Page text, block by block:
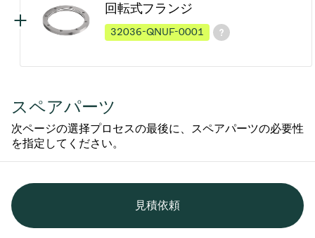
回転式フランジ
32036-QNUF-0001
スペアパーツ
次ページの選择プロセスの最後に、スペアパーツの必要性
を指定してください。
見積依頼